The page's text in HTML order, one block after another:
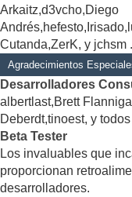
Arkaitz,d3vcho,Diego
Cutanda,ZerK, y jchsm .
Agradecimientos
Desarrolladores
albertlast,Brett
Deberdt,tinoest, y
Beta Tester
Los invaluables que
proporcionan
desarrolladores.